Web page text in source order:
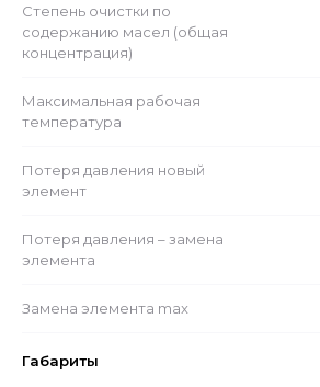
Степень очистки по
содержанию масел (общая
концентрация)
Максимальная рабочая
температура
Потеря давления новый
элемент
Потеря давления – замена
элемента
Замена элемента max
Габариты